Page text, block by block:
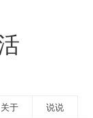
关于 说说